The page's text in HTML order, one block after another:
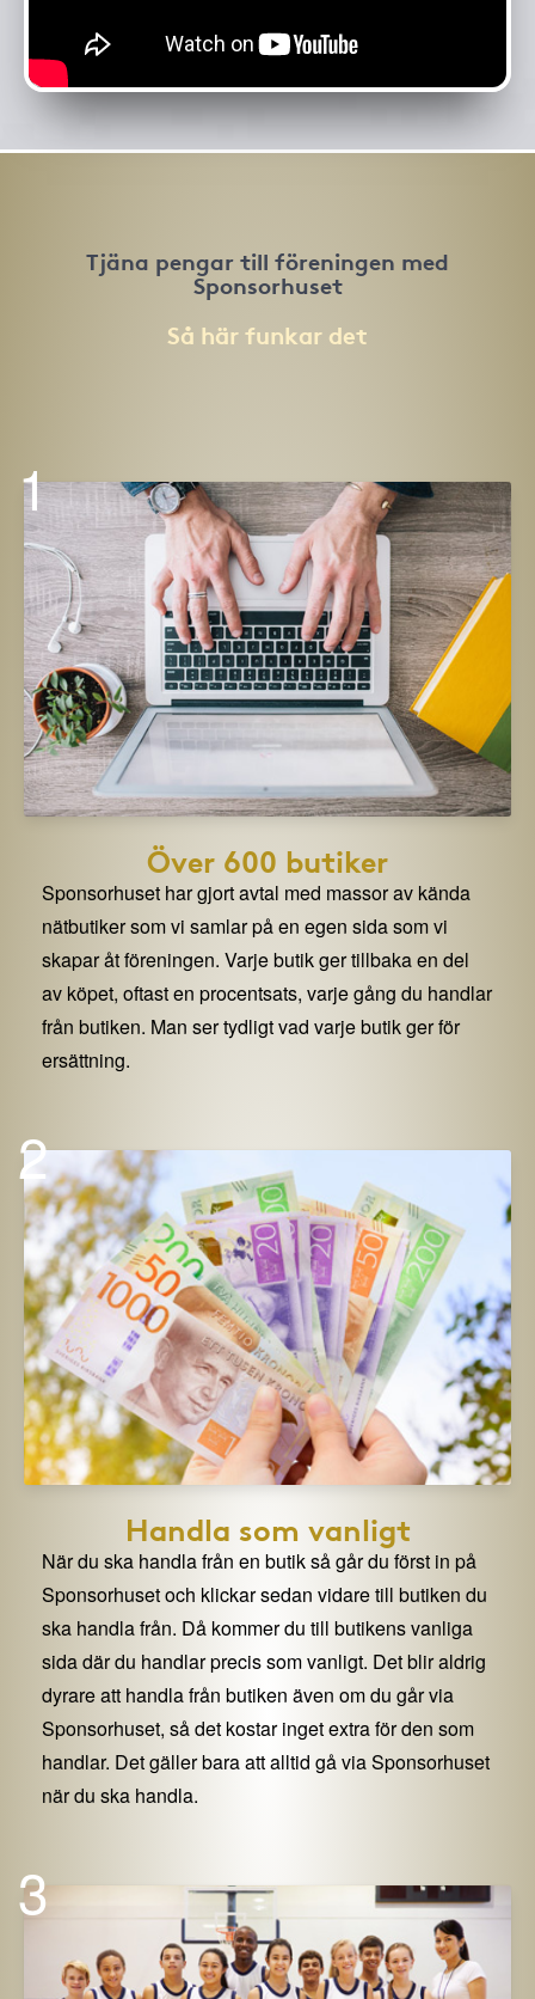
Tjäna pengar till föreningen med
Sponsorhuset
Så här funkar det
1
Över 600 butiker
Sponsorhuset har gjort avtal med massor av kända
nätbutiker som vi samlar på en egen sida som vi
skapar åt föreningen. Varje butik ger tillbaka en del
av köpet, oftast en procentsats, varje gång du handlar
från butiken. Man ser tydligt vad varje butik ger för
ersättning.
2
Handla som vanligt
När du ska handla från en butik så går du först in på
Sponsorhuset och klickar sedan vidare till butiken du
ska handla från. Då kommer du till butikens vanliga
sida där du handlar precis som vanligt. Det blir aldrig
dyrare att handla från butiken även om du går via
Sponsorhuset, så det kostar inget extra för den som
handlar. Det gäller bara att alltid gå via Sponsorhuset
när du ska handla.
3